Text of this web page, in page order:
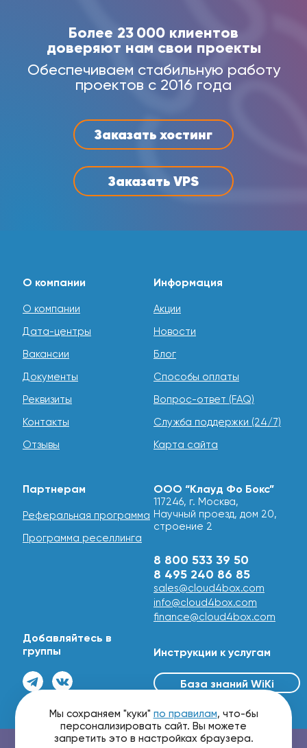
Заказать хостинг
Заказать VPS
Более 23 000 клиентов
доверяют нам свои проекты
Обеспечиваем стабильную работу
проектов с 2016 года
О компании
О компании
Дата-центры
Вакансии
Документы
Реквизиты
Контакты
Отзывы
Информация
Акции
Новости
Блог
Способы оплаты
Вопрос-ответ (FAQ)
Служба поддержки (24/7)
Карта сайта
Партнерам
Реферальная программа
Программа реселлинга
Добавляйтесь в
группы
ООО “Клауд Фо Бокс”
117246, г. Москва,
Научный проезд, дом 20,
строение 2
8 800 533 39 50
8 495 240 86 85
sales@cloud4box.com
info@cloud4box.com
finance@cloud4box.com
Инструкции к услугам
База знаний WiKi
© 2016 - 2026
Проверить маршрутизацию и скорость сети
Мы сохраняем "куки" по правилам, что-бы
персонализировать сайт. Вы можете
запретить это в настройках браузера.